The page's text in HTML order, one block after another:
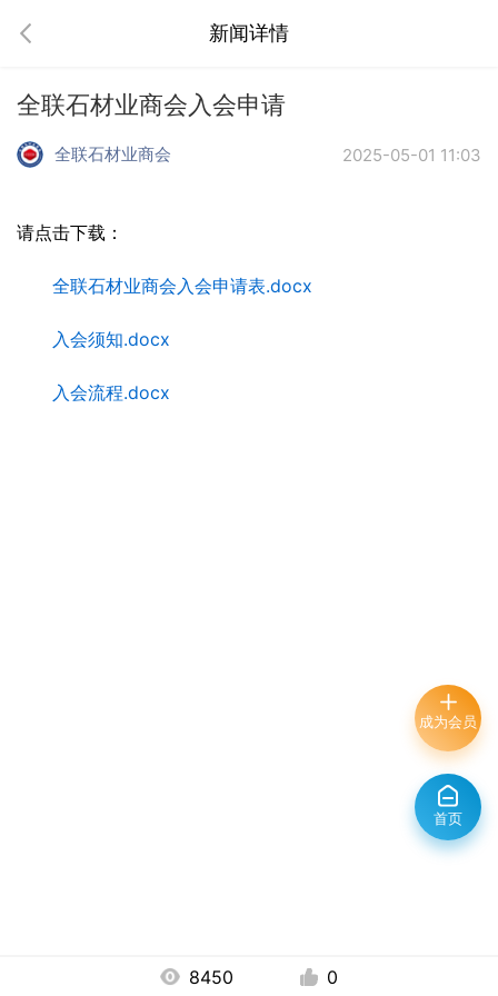
新闻详情
全联石材业商会入会申请
全联石材业商会 2025-05-01 11:03
请点击下载：
全联石材业商会入会申请表.docx
入会须知.docx
入会流程.docx
8450 0
成为会员
首页